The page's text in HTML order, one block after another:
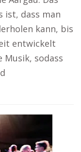
ist, dass man
kann, bis
entwickelt
Musik, sodass